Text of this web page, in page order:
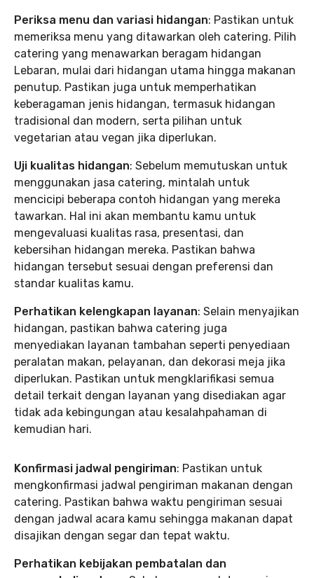
Periksa menu dan variasi hidangan: Pastikan untuk
memeriksa menu yang ditawarkan oleh catering. Pilih
catering yang menawarkan beragam hidangan
Lebaran, mulai dari hidangan utama hingga makanan
penutup. Pastikan juga untuk memperhatikan
keberagaman jenis hidangan, termasuk hidangan
tradisional dan modern, serta pilihan untuk
vegetarian atau vegan jika diperlukan.
Uji kualitas hidangan: Sebelum memutuskan untuk
menggunakan jasa catering, mintalah untuk
mencicipi beberapa contoh hidangan yang mereka
tawarkan. Hal ini akan membantu kamu untuk
mengevaluasi kualitas rasa, presentasi, dan
kebersihan hidangan mereka. Pastikan bahwa
hidangan tersebut sesuai dengan preferensi dan
standar kualitas kamu.
Perhatikan kelengkapan layanan: Selain menyajikan
hidangan, pastikan bahwa catering juga
menyediakan layanan tambahan seperti penyediaan
peralatan makan, pelayanan, dan dekorasi meja jika
diperlukan. Pastikan untuk mengklarifikasi semua
detail terkait dengan layanan yang disediakan agar
tidak ada kebingungan atau kesalahpahaman di
kemudian hari.
Konfirmasi jadwal pengiriman: Pastikan untuk
mengkonfirmasi jadwal pengiriman makanan dengan
catering. Pastikan bahwa waktu pengiriman sesuai
dengan jadwal acara kamu sehingga makanan dapat
disajikan dengan segar dan tepat waktu.
Perhatikan kebijakan pembatalan dan